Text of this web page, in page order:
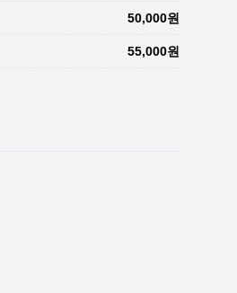
50,000원
55,000원